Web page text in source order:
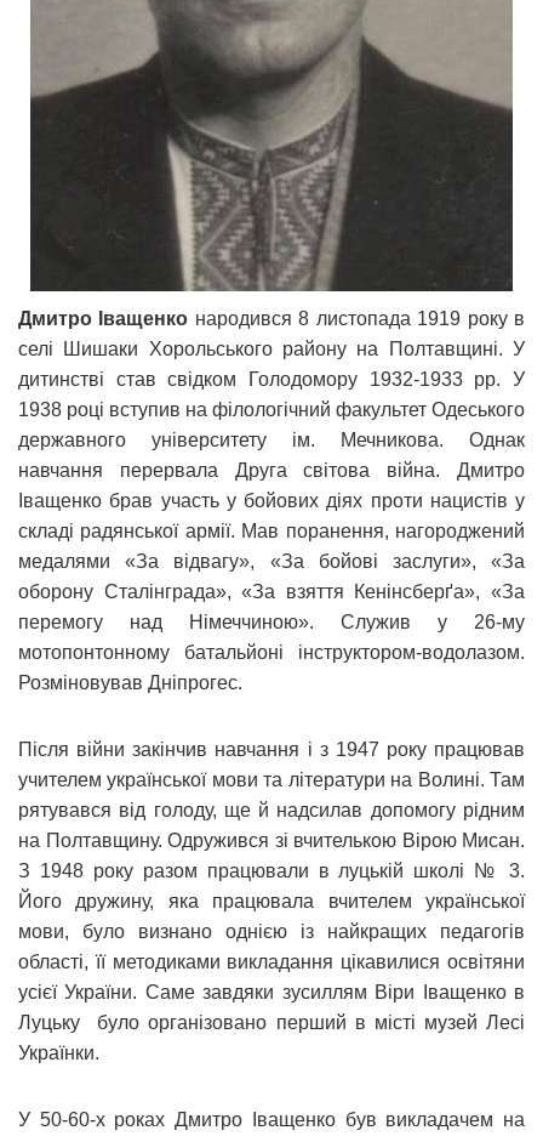
Дмитро Іващенко народився 8 листопада 1919 року в
селі Шишаки Хорольського району на Полтавщині. У
дитинстві став свідком Голодомору 1932-1933 рр. У
1938 році вступив на філологічний факультет Одеського
державного університету ім. Мечникова. Однак
навчання перервала Друга світова війна. Дмитро
Іващенко брав участь у бойових діях проти нацистів у
складі радянської армії. Мав поранення, нагороджений
медалями «За відвагу», «За бойові заслуги», «За
оборону Сталінграда», «За взяття Кенінсберґа», «За
перемогу над Німеччиною». Служив у 26-му
мотопонтонному батальйоні інструктором-водолазом.
Розміновував Дніпрогес.
Після війни закінчив навчання і з 1947 року працював
учителем української мови та літератури на Волині. Там
рятувався від голоду, ще й надсилав допомогу рідним
на Полтавщину. Одружився зі вчителькою Вірою Мисан.
З 1948 року разом працювали в луцькій школі № 3.
Його дружину, яка працювала вчителем української
мови, було визнано однією із найкращих педагогів
області, її методиками викладання цікавилися освітяни
усієї України. Саме завдяки зусиллям Віри Іващенко в
Луцьку було організовано перший в місті музей Лесі
Українки.
У 50-60-х роках Дмитро Іващенко був викладачем на